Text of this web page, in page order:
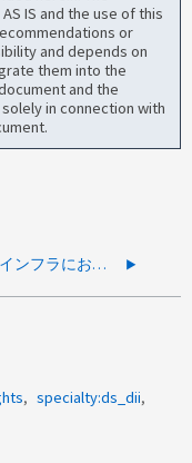
IS and the use of this
or
and depends on
them into the
and the
in connection with
データインフラにおけるDWH ETLの変更について、お客様に通知されるか
specialty:ds_dii